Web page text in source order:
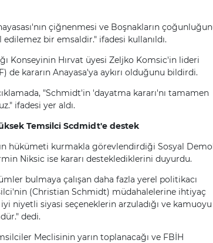
çiğnenmesi ve Boşnakların
edilemez bir emsaldir." ifadesi kullanıldı.
Konseyinin Hırvat üyesi Zeljko Komsic'in lideri
de kararın Anayasa'ya aykırı olduğunu bildirdi.
"Schmidt'in 'dayatma kararı'nı tamamen
ifadesi yer aldı.
Temsilci Scdmidt'e destek
hükümeti kurmakla görevlendirdiği Sosyal
Niksic ise kararı desteklediklerini duyurdu.
bulmaya çalışan daha fazla yerel politikacı
(Christian Schmidt) müdahalelerine ihtiyaç
niyetli siyasi seçeneklerin arzuladığı ve kamuoyu
dedi.
Meclisinin yarın toplanacağı ve FBİH